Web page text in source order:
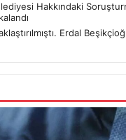
Hakkındaki
Erdal